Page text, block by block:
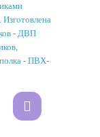
- ДВП
- ПВХ-